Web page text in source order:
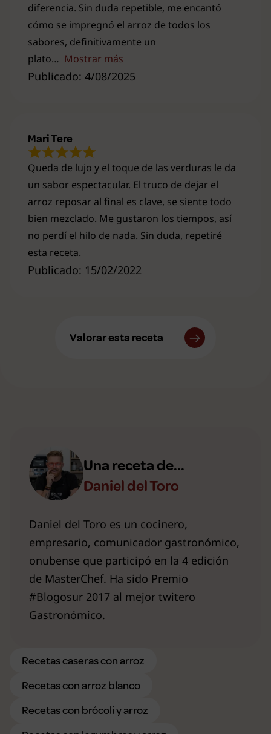
Publicado: 4/08/2025
diferencia. Sin duda repetible, me encantó
cómo se impregnó el arroz de todos los
sabores, definitivamente un
plato
Mostrar más
Publicado: 15/02/2022
Queda de lujo y el toque de las verduras le da
un sabor espectacular. El truco de dejar el
arroz reposar al final es clave, se siente todo
bien mezclado. Me gustaron los tiempos, así
no perdí el hilo de nada. Sin duda, repetiré
esta receta.
Mari Tere
Valorar esta receta
Una receta de...
Daniel del Toro
Daniel del Toro es un cocinero,
empresario, comunicador gastronómico,
onubense que participó en la 4 edición
de MasterChef. Ha sido Premio
#Blogosur 2017 al mejor twitero
Gastronómico.
Recetas caseras con arroz
Recetas con arroz blanco
Recetas con brócoli y arroz